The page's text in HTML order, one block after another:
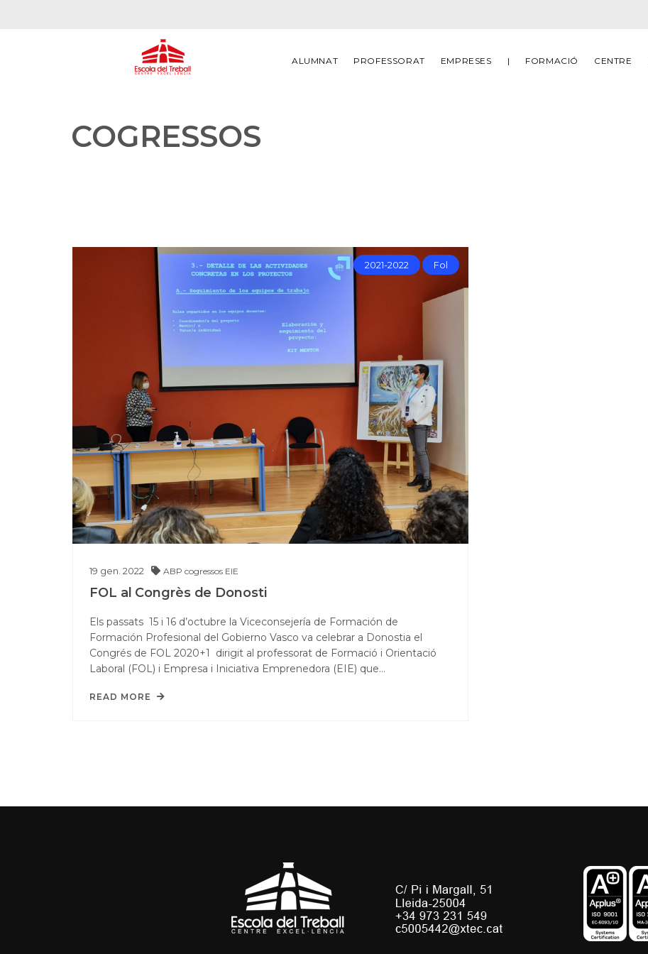
ALUMNAT PROFESSORAT EMPRESES | FORMACIÓ CENTRE
COGRESSOS
2021-2022 Fol
19 gen. 2022 ABP cogressos EIE
FOL al Congrès de Donosti
Els passats 15 i 16 d’octubre la Viceconsejería de Formación de
Formación Profesional del Gobierno Vasco va celebrar a Donostia el
Congrés de FOL 2020+1 dirigit al professorat de Formació i Orientació
Laboral (FOL) i Empresa i Iniciativa Emprenedora (EIE) que…
READ MORE